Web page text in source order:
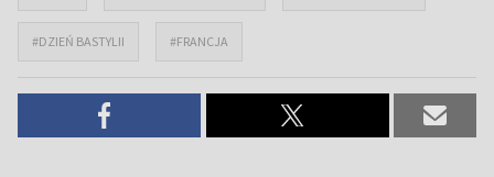
#DZIEŃ BASTYLII #FRANCJA